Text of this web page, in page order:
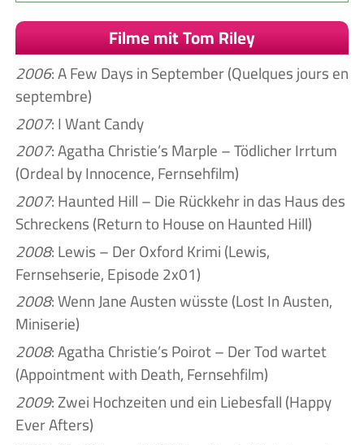
Filme mit Tom Riley
2006: A Few Days in September (Quelques jours en
septembre)
2007: I Want Candy
2007: Agatha Christie’s Marple – Tödlicher Irrtum
(Ordeal by Innocence, Fernsehfilm)
2007: Haunted Hill – Die Rückkehr in das Haus des
Schreckens (Return to House on Haunted Hill)
2008: Lewis – Der Oxford Krimi (Lewis,
Fernsehserie, Episode 2x01)
2008: Wenn Jane Austen wüsste (Lost In Austen,
Miniserie)
2008: Agatha Christie’s Poirot – Der Tod wartet
(Appointment with Death, Fernsehfilm)
2009: Zwei Hochzeiten und ein Liebesfall (Happy
Ever Afters)